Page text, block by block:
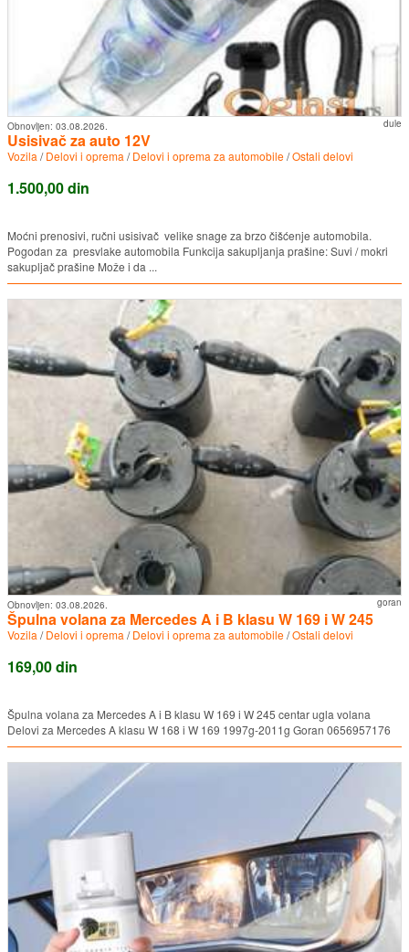
dule
Obnovljen: 03.08.2026.
Usisivač za auto 12V
Vozila /Delovi i oprema /Delovi i oprema za automobile/Ostali delovi
1.500,00 din
Moćni prenosivi, ručni usisivač velike snage za brzo čišćenje automobila.
Pogodan za presvlake automobila Funkcija sakupljanja prašine: Suvi / mokri
sakupljač prašine Može i da ...
goran
Obnovljen: 03.08.2026.
Špulna volana za Mercedes A i B klasu W 169 i W 245
Vozila /Delovi i oprema /Delovi i oprema za automobile/Ostali delovi
169,00 din
Špulna volana za Mercedes A i B klasu W 169 i W 245 centar ugla volana
Delovi za Mercedes A klasu W 168 i W 169 1997g-2011g Goran 0656957176